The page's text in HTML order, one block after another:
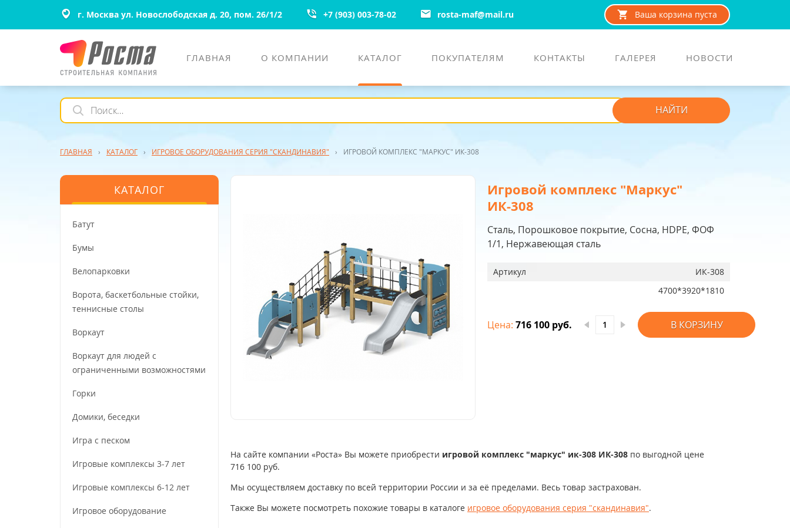
НАЙТИ
ГЛАВНАЯ › КАТАЛОГ › ИГРОВОЕ ОБОРУДОВАНИЯ СЕРИЯ "СКАНДИНАВИЯ" › ИГРОВОЙ КОМПЛЕКС "МАРКУС" ИК-308
Игровой комплекс "Маркус"
ИК-308
Сталь, Порошковое покрытие, Сосна, HDPE, ФОФ
1/1, Нержавеющая сталь
Артикул
ИК-308
4700*3920*1810
Цена: 716 100 руб. В КОРЗИНУ
На сайте компании «Роста» Вы можете приобрести игровой комплекс "маркус" ик-308 ИК-308 по выгодной цене
716 100 руб.
Мы осуществляем доставку по всей территории России и за её пределами. Весь товар застрахован.
Также Вы можете посмотреть похожие товары в каталоге игровое оборудования серия "скандинавия".
КАТАЛОГ
Батут
Бумы
Велопарковки
Ворота, баскетбольные стойки,
теннисные столы
Воркаут
Воркаут для людей с
ограниченными возможностями
Горки
Домики, беседки
Игра с песком
Игровые комплексы 3-7 лет
Игровые комплексы 6-12 лет
Игровое оборудование
г. Москва ул. Новослободская д. 20, пом. 26/1/2 +7 (903) 003-78-02 rosta-maf@mail.ru Ваша корзина пуста
ГЛАВНАЯ О КОМПАНИИ КАТАЛОГ ПОКУПАТЕЛЯМ КОНТАКТЫ ГАЛЕРЕЯ НОВОСТИ